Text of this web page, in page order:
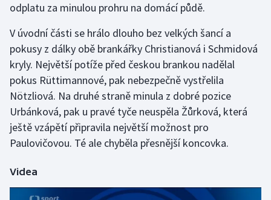
Krasobruslení
Lezení
Lyže a snowboard
Moderní pětiboj
Motorsport
Parasport
odplatu za minulou prohru na domácí půdě.
V úvodní části se hrálo dlouho bez velkých šancí a
pokusy z dálky obě brankářky Christianová i Schmidová
kryly. Největší potíže před českou brankou nadělal
pokus Rüttimannové, pak nebezpečně vystřelila
Nötzliová. Na druhé straně minula z dobré pozice
Urbánková, pak u pravé tyče neuspěla Žůrková, která
ještě vzápětí připravila největší možnost pro
Paulovičovou. Té ale chyběla přesnější koncovka.
Videa